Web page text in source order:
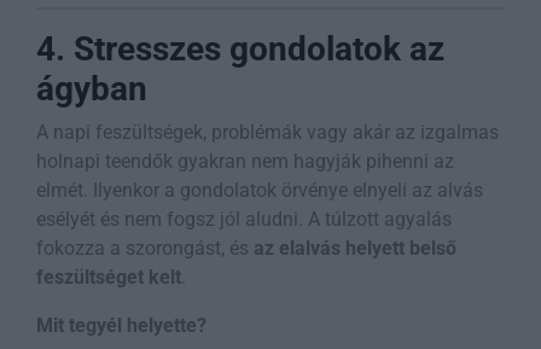
4. Stresszes gondolatok az
ágyban
A napi feszültségek, problémák vagy akár az izgalmas
holnapi teendők gyakran nem hagyják pihenni az
elmét. Ilyenkor a gondolatok örvénye elnyeli az alvás
esélyét és nem fogsz jól aludni. A túlzott agyalás
fokozza a szorongást, és az elalvás helyett belső
feszültséget kelt.
Mit tegyél helyette?